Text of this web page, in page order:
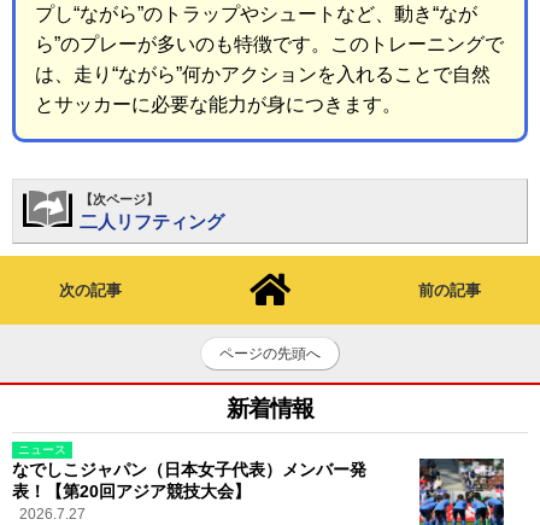
プし“ながら”のトラップやシュートなど、動き“なが
ら”のプレーが多いのも特徴です。このトレーニングで
は、走り“ながら”何かアクションを入れることで自然
とサッカーに必要な能力が身につきます。
【次ページ】
二人リフティング
次の記事 前の記事
ページの先頭へ
新着情報
ニュース
なでしこジャパン（日本女子代表）メンバー発
表！【第20回アジア競技大会】
2026.7.27